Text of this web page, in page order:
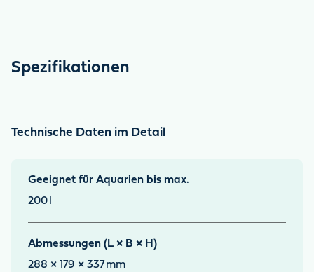
Spezifikationen
Technische Daten im Detail
Geeignet für Aquarien bis max.
200
Abmessungen (L × B × H)
288 × 179 × 337 mm